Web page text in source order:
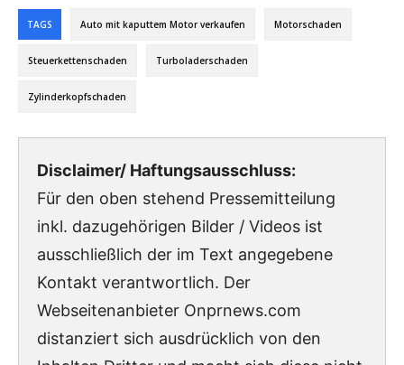
TAGS Auto mit kaputtem Motor verkaufen Motorschaden
Steuerkettenschaden Turboladerschaden
Zylinderkopfschaden
Disclaimer/ Haftungsausschluss:
Für den oben stehend Pressemitteilung
inkl. dazugehörigen Bilder / Videos ist
ausschließlich der im Text angegebene
Kontakt verantwortlich. Der
Webseitenanbieter Onprnews.com
distanziert sich ausdrücklich von den